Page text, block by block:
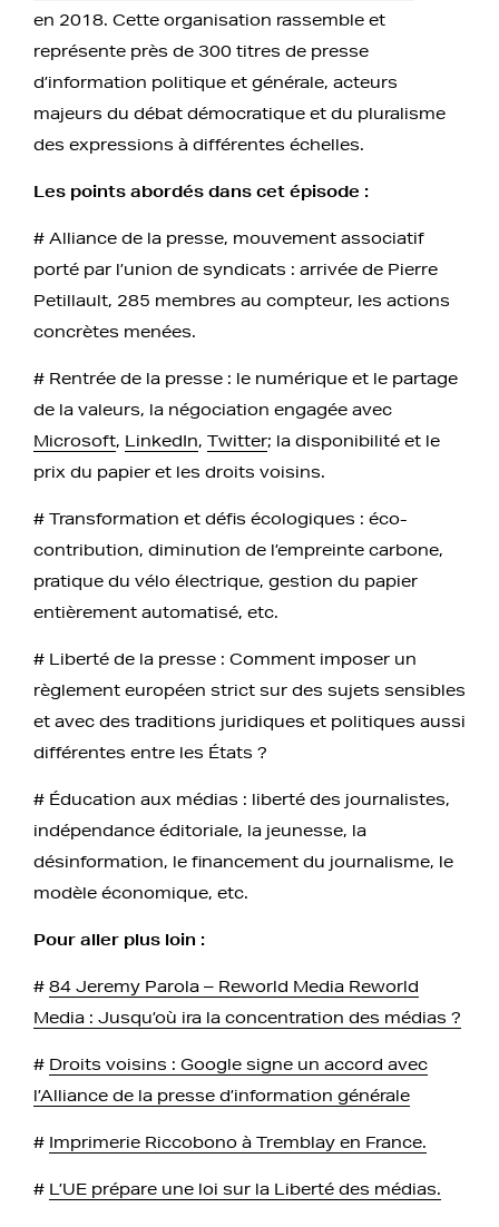
en 2018. Cette organisation rassemble et
représente près de 300 titres de presse
d’information politique et générale, acteurs
majeurs du débat démocratique et du pluralisme
des expressions à différentes échelles.
Les points abordés dans cet épisode :
# Alliance de la presse, mouvement associatif
porté par l’union de syndicats : arrivée de Pierre
Petillault, 285 membres au compteur, les actions
concrètes menées.
# Rentrée de la presse : le numérique et le partage
de la valeurs, la négociation engagée avec
Microsoft, LinkedIn, Twitter; la disponibilité et le
prix du papier et les droits voisins.
# Transformation et défis écologiques : éco-
contribution, diminution de l’empreinte carbone,
pratique du vélo électrique, gestion du papier
entièrement automatisé, etc.
# Liberté de la presse : Comment imposer un
règlement européen strict sur des sujets sensibles
et avec des traditions juridiques et politiques aussi
différentes entre les États ?
# Éducation aux médias : liberté des journalistes,
indépendance éditoriale, la jeunesse, la
désinformation, le financement du journalisme, le
modèle économique, etc.
Pour aller plus loin :
# 84 Jeremy Parola – Reworld Media Reworld
Media : Jusqu’où ira la concentration des médias ?
# Droits voisins : Google signe un accord avec
l’Alliance de la presse d’information générale
# Imprimerie Riccobono à Tremblay en France.
# L’UE prépare une loi sur la Liberté des médias.